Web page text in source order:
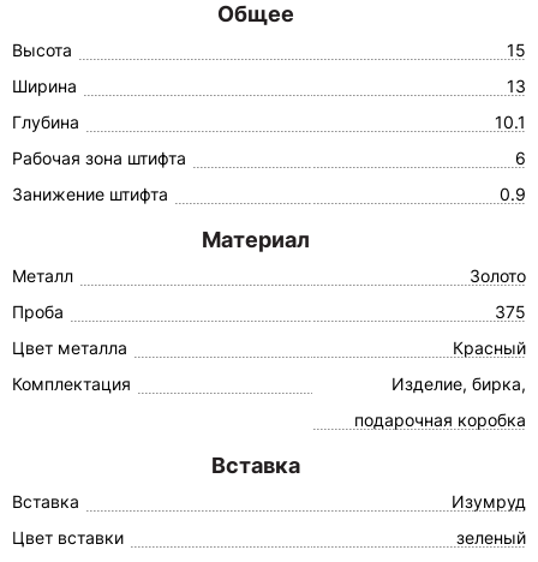
Общее
Высота
15
Ширина
13
Глубина
10.1
Рабочая зона штифта
6
Занижение штифта
0.9
Материал
Металл
Золото
Проба
375
Цвет металла
Красный
Комплектация
Изделие, бирка,
подарочная коробка
Вставка
Вставка
Изумруд
Цвет вставки
зеленый